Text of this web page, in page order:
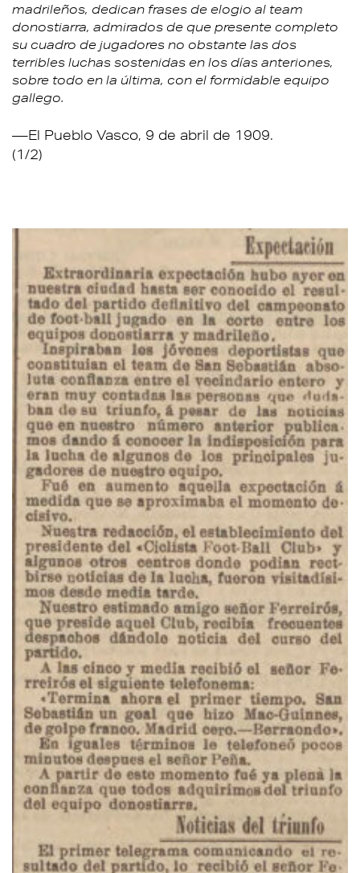
madrileños, dedican frases de elogio al team
donostiarra, admirados de que presente completo
su cuadro de jugadores no obstante las dos
terribles luchas sostenidas en los días anteriones,
sobre todo en la última, con el formidable equipo
gallego.
El Pueblo Vasco, 9 de abril de 1909.
(1/2)